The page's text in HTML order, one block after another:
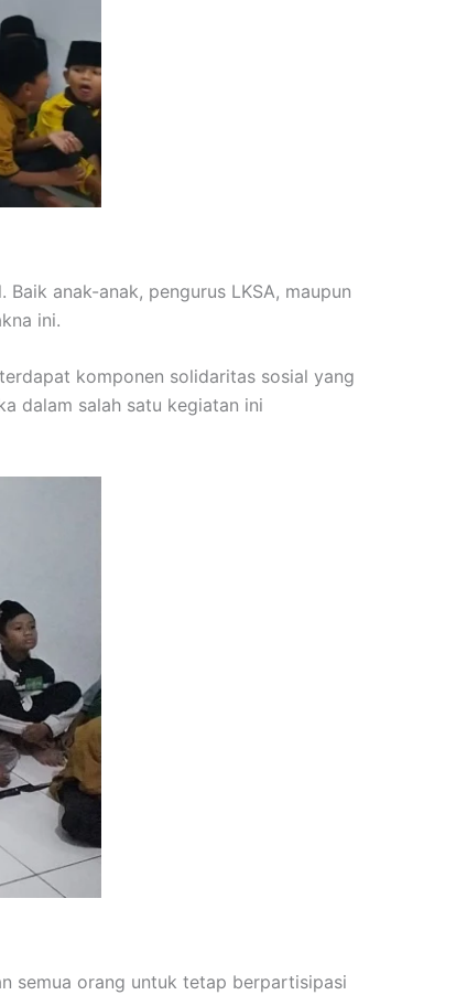
anak-anak, pengurus LKSA, maupun
ini.
komponen solidaritas sosial yang
dalam salah satu kegiatan ini
semua orang untuk tetap berpartisipasi